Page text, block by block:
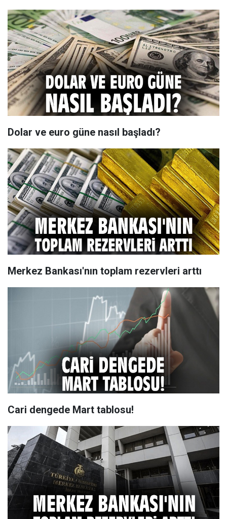
Dolar ve euro güne nasıl başladı?
Merkez Bankası'nın toplam rezervleri arttı
Cari dengede Mart tablosu!